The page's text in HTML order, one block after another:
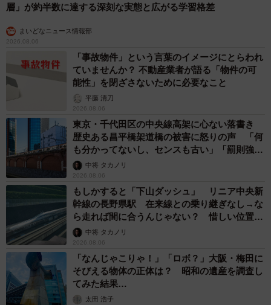
層」が約半数に達する深刻な実態と広がる学習格差
まいどなニュース情報部
2026.08.06
「事故物件」という言葉のイメージにとらわれ
ていませんか？ 不動産業者が語る「物件の可
能性」を閉ざさないために必要なこと
平藤 清刀
2026.08.06
東京・千代田区の中央線高架に心ない落書き
歴史ある昌平橋架道橋の被害に怒りの声 「何
も分かってないし、センスも古い」「罰則強化
して」中将 タカノリ
2026.08.06
もしかすると「下山ダッシュ」 リニア中央新
幹線の長野県駅 在来線との乗り継ぎなし→な
ら走れば間に合うんじゃない？ 惜しい位置関
係が反響
中将 タカノリ
2026.08.06
「なんじゃこりゃ！」「ロボ？」大阪・梅田に
そびえる物体の正体は？ 昭和の遺産を調査し
てみた結果…
太田 浩子